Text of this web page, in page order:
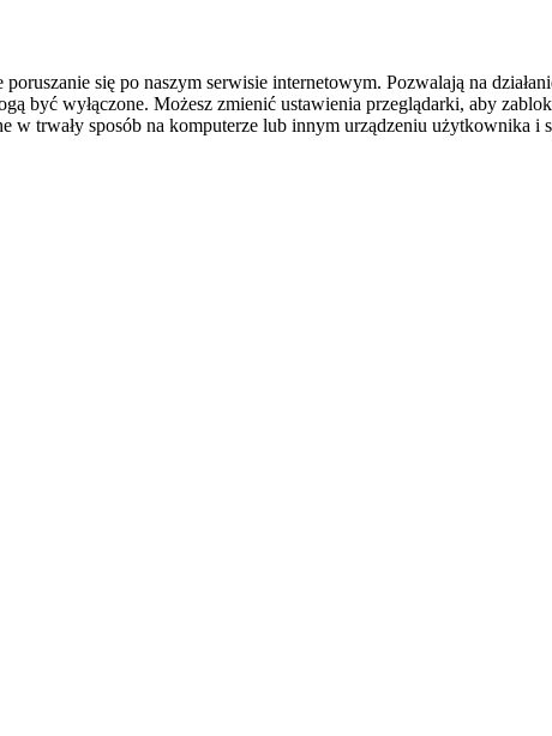
się po naszym serwisie internetowym. Pozwalają na
być wyłączone. Możesz zmienić ustawienia przeglądarki, aby
w trwały sposób na komputerze lub innym urządzeniu użytkownika i